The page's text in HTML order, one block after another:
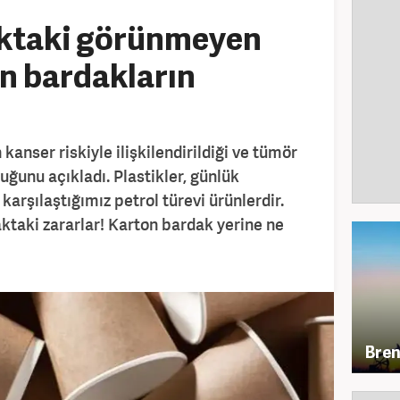
görünmeyen
bardakların
riskiyle ilişkilendirildiği ve tümör
açıkladı. Plastikler, günlük
petrol türevi ürünlerdir.
zararlar! Karton bardak yerine ne